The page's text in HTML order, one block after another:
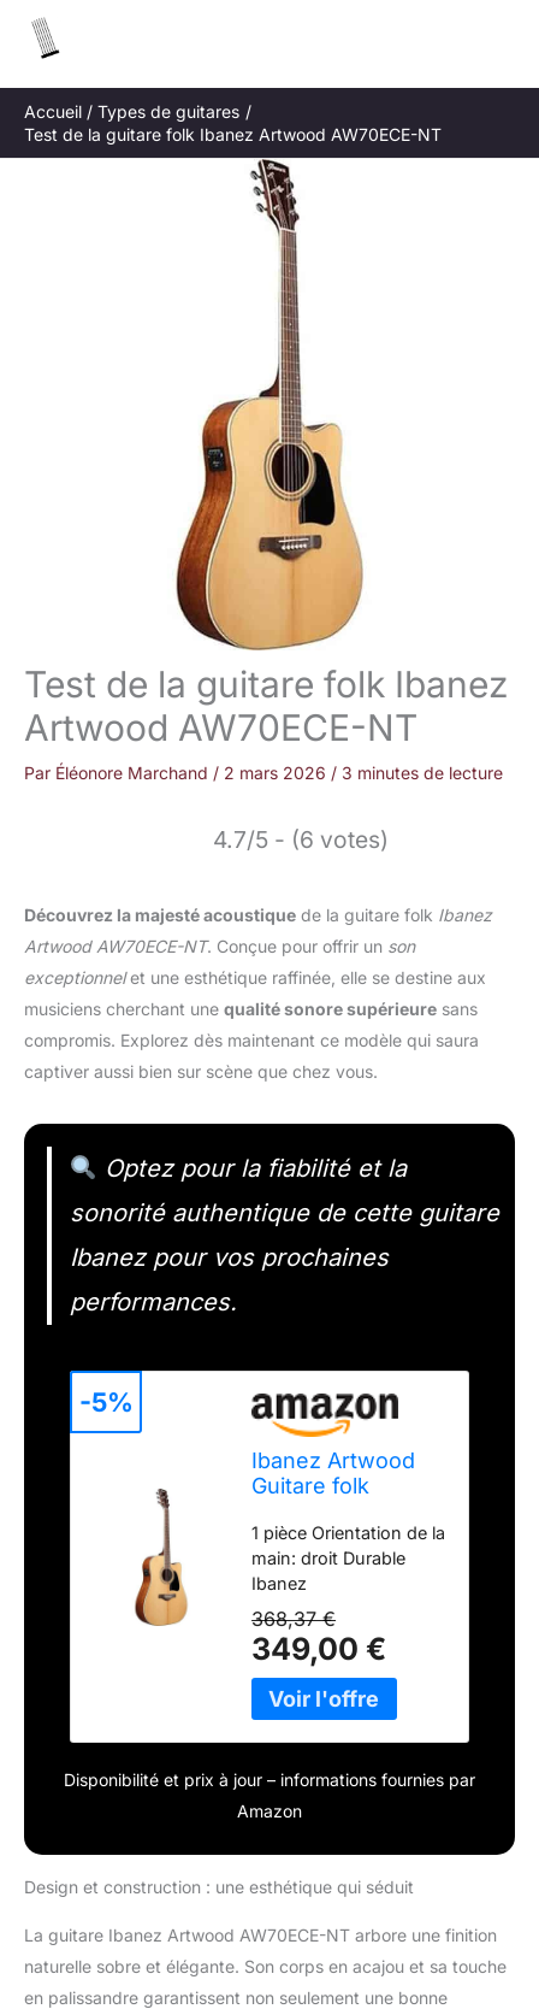
Accueil
Types de guitares
Test de la guitare folk Ibanez Artwood AW70ECE-NT
Test de la guitare folk Ibanez
Artwood AW70ECE-NT
Par Éléonore Marchand / 2 mars 2026 / 3 minutes de lecture
4.7/5 - (6 votes)
Découvrez la majesté acoustique de la guitare folk Ibanez
Artwood AW70ECE-NT. Conçue pour offrir un son
exceptionnelet une esthétique raffinée, elle se destine aux
musiciens cherchant une qualité sonore supérieure sans
compromis. Explorez dès maintenant ce modèle qui saura
captiver aussi bien sur scène que chez vous.
Optez pour la fiabilité et la
sonorité authentique de cette guitare
Ibanez pour vos prochaines
performances.
Ibanez Artwood
Guitare folk
NT
1 pièce Orientation de la
main: droit Durable
Ibanez
368,37 €
349,00 €
-5%
Disponibilité et prix à jour – informations fournies par
Amazon
Design et construction : une esthétique qui séduit
La guitare Ibanez Artwood AW70ECE-NT arbore une finition
naturelle sobre et élégante. Son corps en acajou et sa touche
en palissandre garantissent non seulement une bonne
h